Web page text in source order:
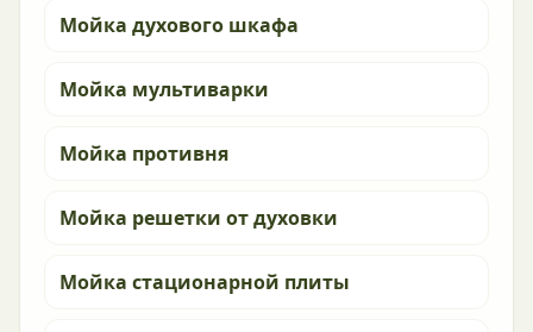
Мойка духового шкафа
Мойка мультиварки
Мойка противня
Мойка решетки от духовки
Мойка стационарной плиты